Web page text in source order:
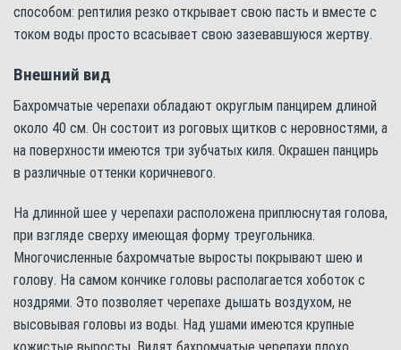
способом: рептилия резко открывает свою пасть и вместе с
током воды просто всасывает свою зазевавшуюся жертву.
Внешний вид
Бахромчатые черепахи обладают округлым панцирем длиной
около 40 см. Он состоит из роговых щитков с неровностями, а
на поверхности имеются три зубчатых киля. Окрашен панцирь
в различные оттенки коричневого.
На длинной шее у черепахи расположена приплюснутая голова,
при взгляде сверху имеющая форму треугольника.
Многочисленные бахромчатые выросты покрывают шею и
голову. На самом кончике головы располагается хоботок с
ноздрями. Это позволяет черепахе дышать воздухом, не
высовывая головы из воды. Над ушами имеются крупные